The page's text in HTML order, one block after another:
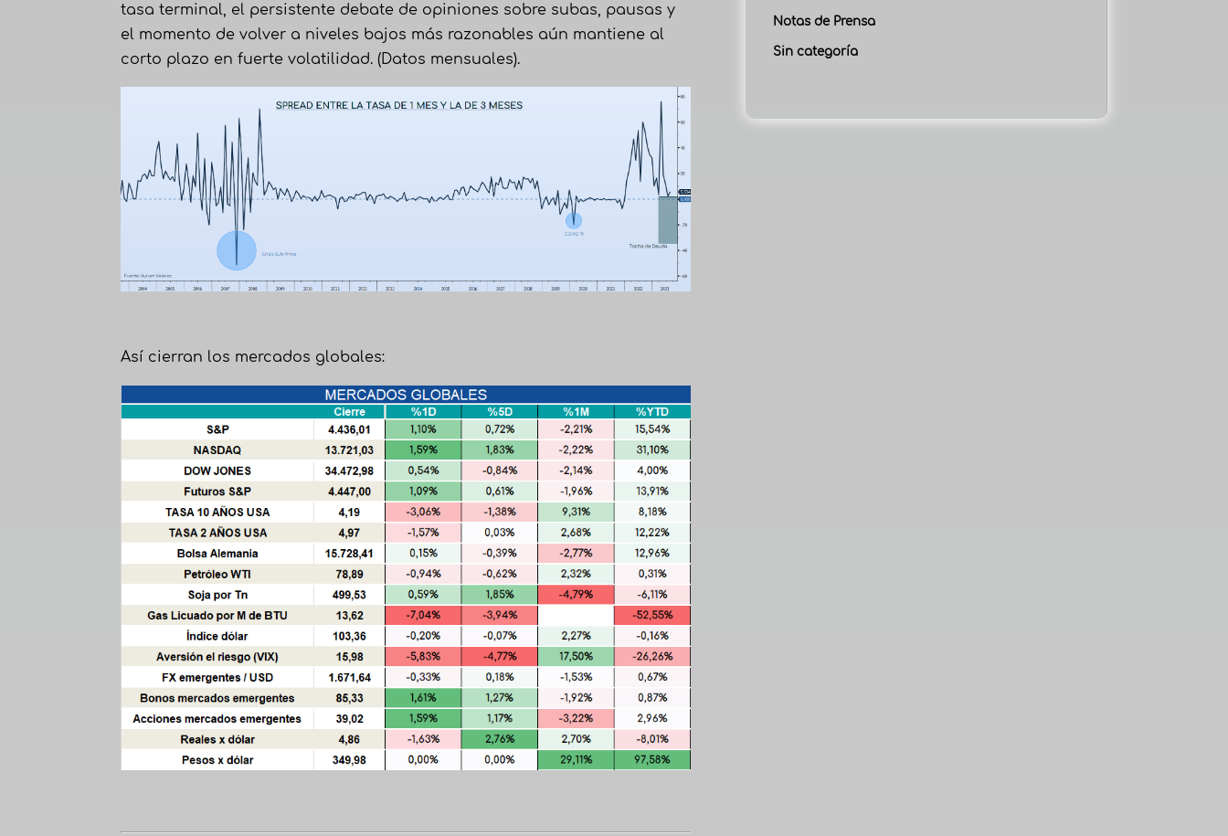
tasa terminal, el persistente debate de opiniones sobre subas, pausas y
el momento de volver a niveles bajos más razonables aún mantiene al
corto plazo en fuerte volatilidad. (Datos mensuales).
Así cierran los mercados globales:
Notas de Prensa
Sin categoría